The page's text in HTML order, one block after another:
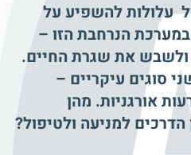
עלולות להשפיע על
הנרחבת הזו –
את שגרת החיים.
סוגים עיקריים –
אורגניות. מהן
למניעה ולטיפול?